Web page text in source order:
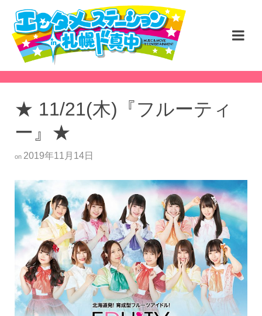
★ 11/21(木)『フルーティ
ー』★
on 2019年11月14日